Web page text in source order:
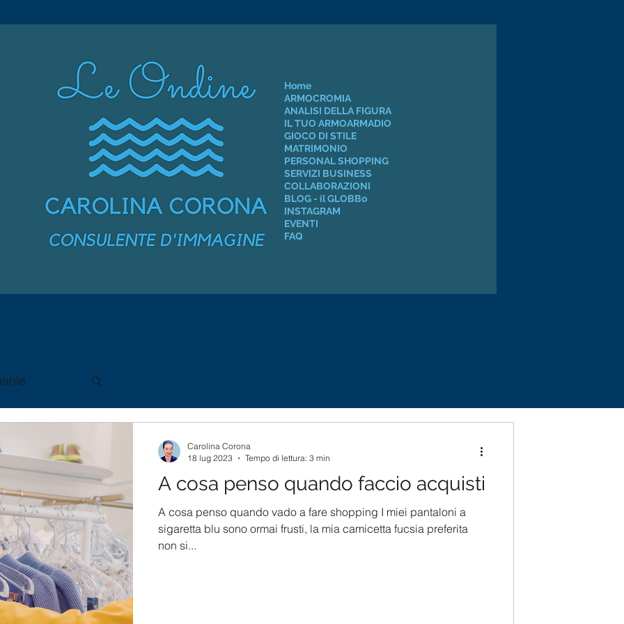
Home
ARMOCROMIA
ANALISI DELLA FIGURA
IL TUO ARMOARMADIO
GIOCO DI STILE
MATRIMONIO
PERSONAL SHOPPING
SERVIZI BUSINESS
COLLABORAZIONI
BLOG - il GLOBBo
INSTAGRAM
EVENTI
FAQ
A cosa penso quando faccio acquisti
A cosa penso quando vado a fare shopping I miei pantaloni a
sigaretta blu sono ormai frusti, la mia camicetta fucsia preferita
non si...
Carolina Corona
18 lug 2023
Tempo di lettura: 3 min